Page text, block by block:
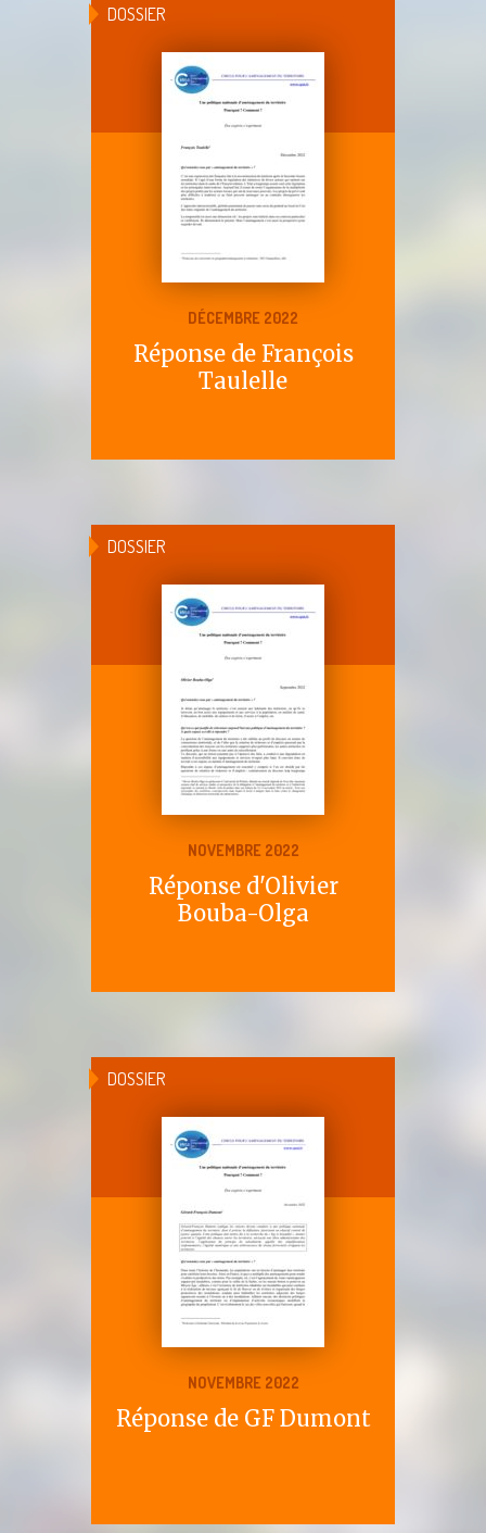
DOSSIER
DÉCEMBRE 2022
Réponse de François
Taulelle
DOSSIER
NOVEMBRE 2022
Réponse d'Olivier
Bouba-Olga
DOSSIER
NOVEMBRE 2022
Réponse de GF Dumont